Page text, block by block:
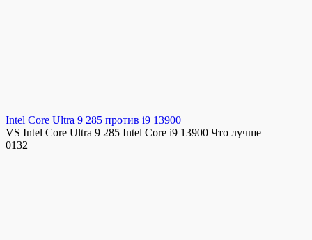
Intel Core Ultra 9 285 против i9 13900
VS Intel Core Ultra 9 285 Intel Core i9 13900 Что лучше
0132